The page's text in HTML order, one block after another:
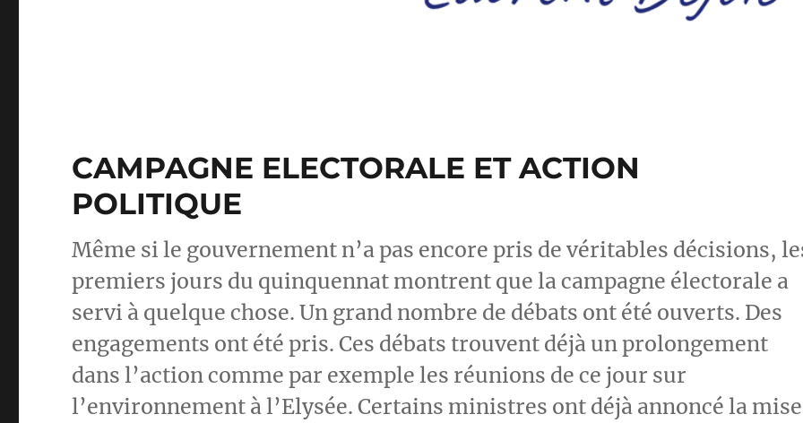
CAMPAGNE ELECTORALE ET ACTION
POLITIQUE
Même si le gouvernement n’a pas encore pris de véritables décisions,
premiers jours du quinquennat montrent que la campagne électorale a
servi à quelque chose. Un grand nombre de débats ont été ouverts. Des
engagements ont été pris. Ces débats trouvent déjà un prolongement
dans l’action comme par exemple les réunions de ce jour sur
l’environnement à l’Elysée. Certains ministres ont déjà annoncé la mise